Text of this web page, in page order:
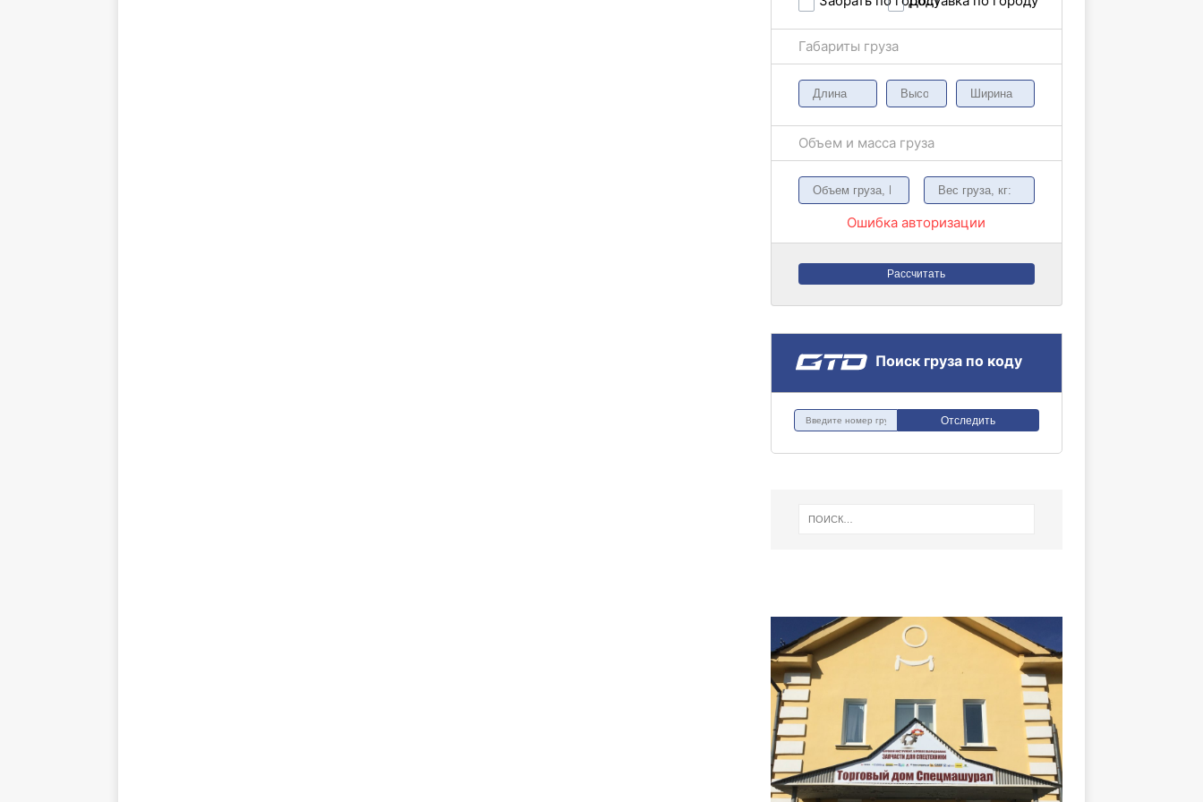
Габариты груза
Объем и масса груза
Ошибка авторизации
Рассчитать
Поиск груза по коду
Отследить